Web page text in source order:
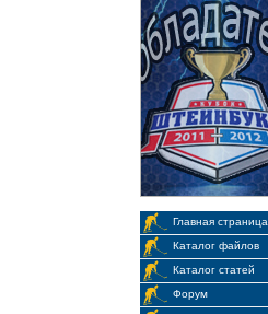
Главная страница
Каталог файлов
Каталог статей
Форум